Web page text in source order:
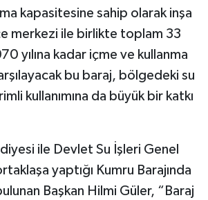
kapasitesine sahip olarak inşa
merkezi ile birlikte toplam 33
yılına kadar içme ve kullanma
bu baraj, bölgedeki su
kullanımına da büyük bir katkı
ile Devlet Su İşleri Genel
yaptığı Kumru Barajında
Başkan Hilmi Güler, “Baraj